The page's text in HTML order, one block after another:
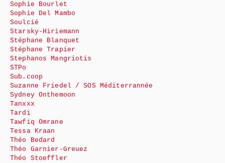
Sophie Bourlet
Sophie Del Mambo
Soulcié
Starsky-Hiriemann
Stéphane Blanquet
Stéphane Trapier
Stephanos Mangriotis
STPo
Sub.coop
Suzanne Friedel / SOS Méditerrannée
Sydney Onthemoon
Tanxxx
Tardi
Tawfiq Omrane
Tessa Kraan
Théo Bedard
Théo Garnier-Greuez
Théo Stoeffler